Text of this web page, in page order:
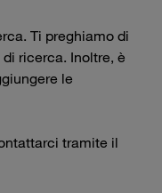
Ti preghiamo di
ricerca. Inoltre, è
le
tramite il